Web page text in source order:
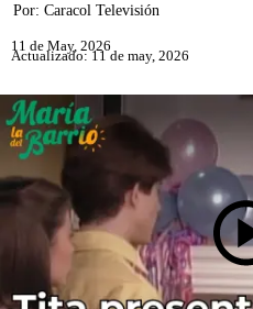
Por: Caracol Televisión
11 de May, 2026
Actualizado: 11 de may, 2026